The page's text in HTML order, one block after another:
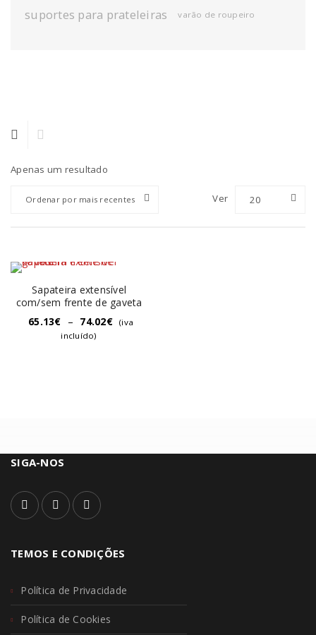
suportes para prateleiras varão de roupeiro
Apenas um resultado
Ordenar por mais recentes Ver 20
Sapateira extensível
com/sem frente de gaveta
65.13€ – 74.02€
(iva
incluído)
SIGA-NOS
TEMOS E CONDIÇÕES
Política de Privacidade
Política de Cookies